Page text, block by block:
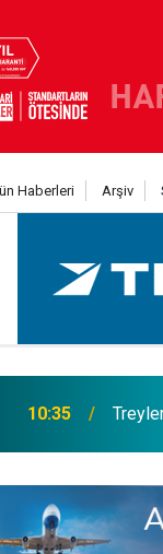
Haberleri Arşiv
09:47 Her